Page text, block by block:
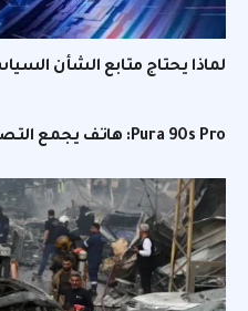
لماذا يحتاج متابع الشأن
Pura 90s Pro: هاتف يجمع التصوير الفائق والبطارية الطويلة